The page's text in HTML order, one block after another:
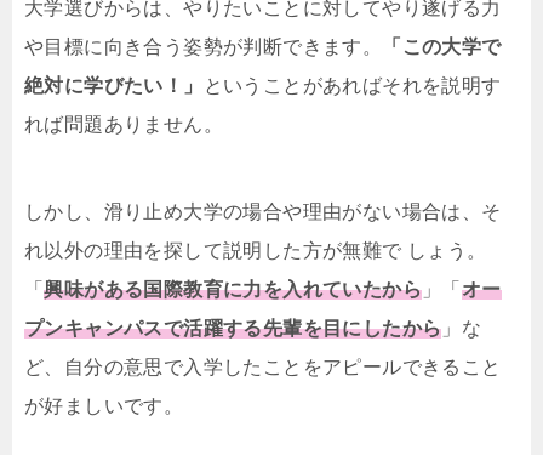
大学選びからは、やりたいことに対してやり遂げる力
や目標に向き合う姿勢が判断できます。
「この大学で
絶対に学びたい！」
ということがあればそれを説明す
れば問題ありません。
しかし、滑り止め大学の場合や理由がない場合は、そ
れ以外の理由を探して説明した方が無難で しょう。
「興味がある国際教育に力を入れていたから 」「 オー
プンキャンパスで活躍する先輩を目にしたから 」な
ど、自分の意思で入学したことをアピールできること
が好ましいです。